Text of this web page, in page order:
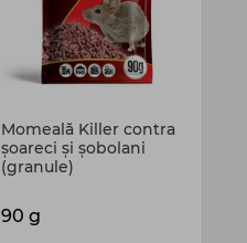
Momeală Killer contra
şoareci şi şobolani
(granule)
90 g